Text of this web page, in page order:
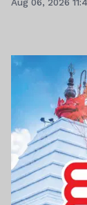
Aug 06, 2026